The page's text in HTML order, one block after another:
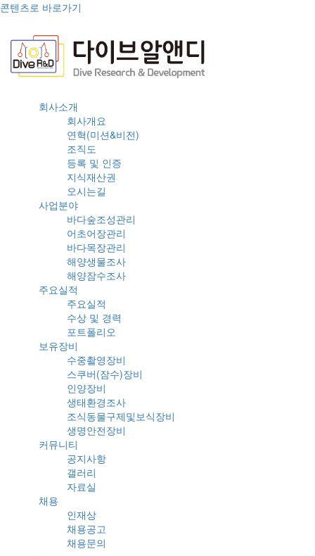
콘텐츠로 바로가기
회사소개
회사개요
연혁(미션&비전)
조직도
등록 및 인증
지식재산권
오시는길
사업분야
바다숲조성관리
어초어장관리
바다목장관리
해양생물조사
해양잠수조사
주요실적
주요실적
수상 및 경력
포트폴리오
보유장비
수중촬영장비
스쿠버(잠수)장비
인양장비
생태환경조사
조식동물구제및보식장비
생명안전장비
커뮤니티
공지사항
갤러리
자료실
채용
인재상
채용공고
채용문의